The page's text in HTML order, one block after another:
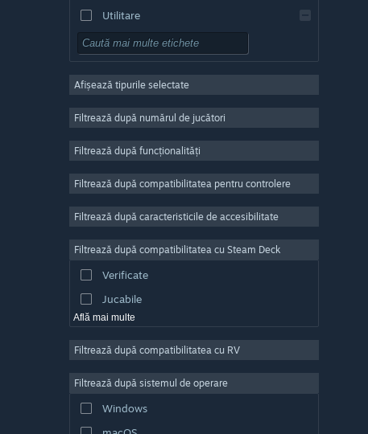
Utilitare
Gratuit
Număr masiv de jucători
Indie
Casual
Simulare
Producție video
Editare de fotografii
Afișează tipurile selectate
Filtrează după numărul de jucători
Filtrează după funcționalități
Filtrează după compatibilitatea pentru controlere
Filtrează după caracteristicile de accesibilitate
Filtrează după compatibilitatea cu Steam Deck
Verificate
Jucabile
Află mai multe
Filtrează după compatibilitatea cu RV
Filtrează după sistemul de operare
Windows